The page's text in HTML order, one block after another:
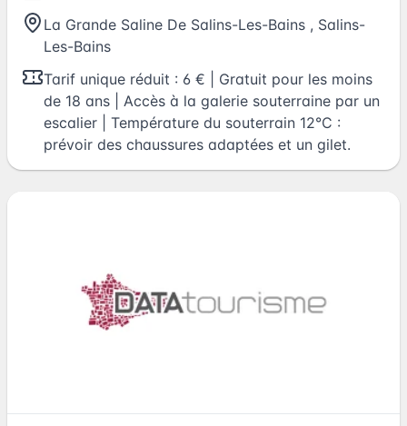
La Grande Saline De Salins-Les-Bains , Salins-
Les-Bains
Tarif unique réduit : 6 € | Gratuit pour les moins
de 18 ans | Accès à la galerie souterraine par un
escalier | Température du souterrain 12°C :
prévoir des chaussures adaptées et un gilet.